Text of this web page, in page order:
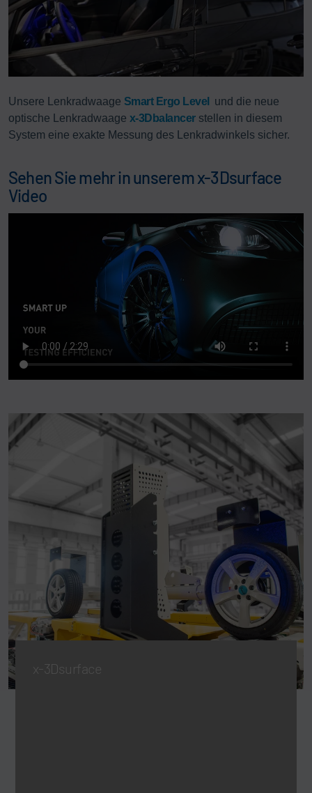
Unsere Lenkradwaage Smart Ergo Level
und die neue
optische Lenkradwaage x-3Dbalancerstellen in diesem
System eine exakte Messung des Lenkradwinkels sicher.
Sehen Sie mehr in unserem x-3Dsurface
Video
x-3Dsurface